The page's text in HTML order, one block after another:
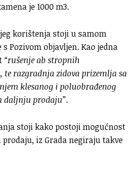
je 1000 m3.
korištenja stoji u samom
Pozivom objavljen. Kao jedna
“rušenje ab stropnih
razgradnja zidova prizemlja sa
klesanog i poluobrađenog
daljnju prodaju”.
stoji kako postoji mogućnost
iz Grada negiraju takve